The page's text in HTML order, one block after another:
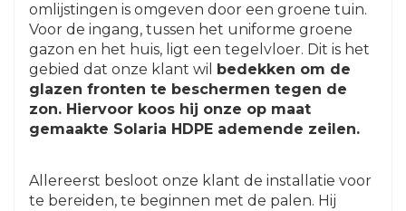
omlijstingen is omgeven door een groene tuin.
Voor de ingang, tussen het uniforme groene
gazon en het huis, ligt een tegelvloer. Dit is het
gebied dat onze klant wil
bedekken om de
glazen fronten te beschermen tegen de
zon. Hiervoor koos hij onze op maat
gemaakte Solaria HDPE ademende zeilen.
Allereerst besloot onze klant de installatie voor
te bereiden, te beginnen met de palen. Hij